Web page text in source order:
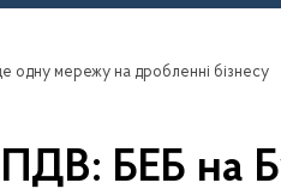
одну мережу на дробленні бізнесу
БЕБ на